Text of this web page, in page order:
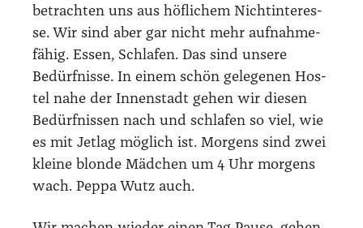
betrach­ten uns aus höf­li­chem Nicht­in­ter­es­
se. Wir sind aber gar nicht mehr auf­nah­me­
fä­hig. Essen, Schla­fen. Das sind unse­re
Bedürf­nis­se. In einem schön gele­ge­nen Hos­
tel nahe der Innen­stadt gehen wir die­sen
Bedürf­nis­sen nach und schla­fen so viel, wie
es mit Jet­lag mög­lich ist. Mor­gens sind zwei
klei­ne blon­de Mäd­chen um 4 Uhr mor­gens
wach. Peppa Wutz auch.